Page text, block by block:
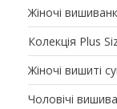
Жіночі
Колекція Plus
Жіночі вишиті
Чоловічі